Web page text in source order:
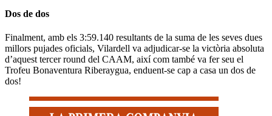
Dos de dos
Finalment, amb els 3:59.140 resultants de la suma de les seves dues
millors pujades oficials, Vilardell va adjudicar-se la victòria absoluta
d’aquest tercer round del CAAM, així com també va fer seu el
Trofeu Bonaventura Riberaygua, enduent-se cap a casa un dos de
dos!